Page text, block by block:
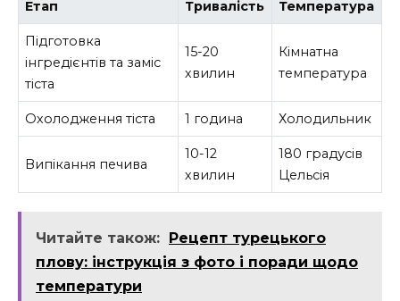
Етап Тривалість Температура
Підготовка
інгредієнтів та заміс
тіста
15-20
хвилин
Кімнатна
температура
Охолодження тіста 1 година Холодильник
Випікання печива
10-12
хвилин
180 градусів
Цельсія
Читайте також:
Рецепт турецького
плову: інструкція з фото і поради щодо
температури